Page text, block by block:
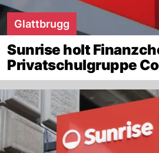
Glattbrugg
Sunrise holt
Privatschulgruppe